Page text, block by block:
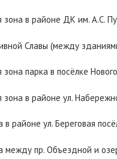
в районе ДК им. А.С.
Славы (между
парка в посёлке
в районе ул.
районе ул. Береговая
пр. Объездной и